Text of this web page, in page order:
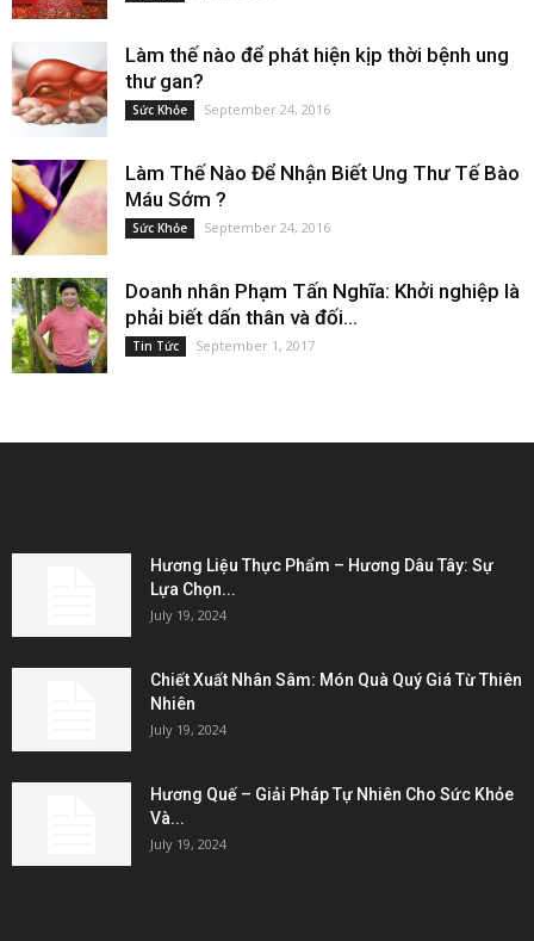
Làm thế nào để phát hiện kịp thời bệnh ung
thư gan?
Sức Khỏe September 24, 2016
Làm Thế Nào Để Nhận Biết Ung Thư Tế Bào
Máu Sớm ?
Sức Khỏe September 24, 2016
Doanh nhân Phạm Tấn Nghĩa: Khởi nghiệp là
phải biết dấn thân và đối...
Tin Tức September 1, 2017
Hương Liệu Thực Phẩm – Hương Dâu Tây: Sự
Lựa Chọn...
July 19, 2024
Chiết Xuất Nhân Sâm: Món Quà Quý Giá Từ Thiên
Nhiên
July 19, 2024
Hương Quế – Giải Pháp Tự Nhiên Cho Sức Khỏe
Và...
July 19, 2024